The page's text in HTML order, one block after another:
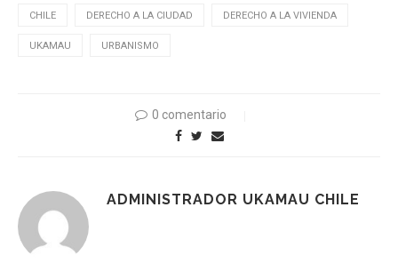
CHILE DERECHO A LA CIUDAD DERECHO A LA VIVIENDA
UKAMAU URBANISMO
0 comentario
ADMINISTRADOR UKAMAU CHILE